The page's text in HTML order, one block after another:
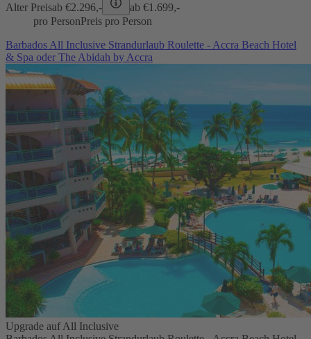
Alter Preisab €2.296,- ab €1.699,-
pro PersonPreis pro Person
Barbados All Inclusive Strandurlaub Roulette - Accra Beach Hotel
& Spa oder The Abidah by Accra
Upgrade auf All Inclusive